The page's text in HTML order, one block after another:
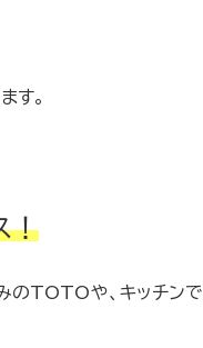
す。
！
TOTOや、キッチン